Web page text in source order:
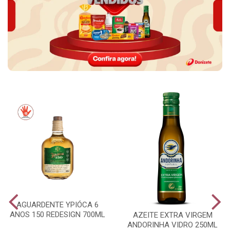
AGUARDENTE YPIÓCA 6
ANOS 150 REDESIGN 700ML
AZEITE EXTRA VIRGEM
ANDORINHA VIDRO 250ML